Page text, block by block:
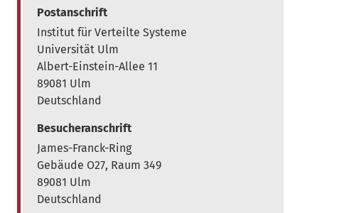
Postanschrift
Institut für Verteilte Systeme
Universität Ulm
Albert-Einstein-Allee 11
89081 Ulm
Deutschland
Besucheranschrift
James-Franck-Ring
Gebäude O27, Raum 349
89081 Ulm
Deutschland